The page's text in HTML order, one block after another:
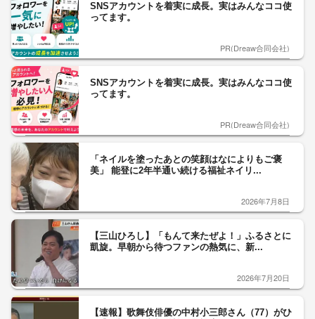
SNSアカウントを着実に成長。実はみんなココ使
ってます。
PR(Dreaw合同会社)
SNSアカウントを着実に成長。実はみんなココ使
ってます。
PR(Dreaw合同会社)
「ネイルを塗ったあとの笑顔はなによりもご褒
美」 能登に2年半通い続ける福祉ネイリ...
2026年7月8日
【三山ひろし】「もんて来たぜよ！」ふるさとに
凱旋。早朝から待つファンの熱気に、新...
2026年7月20日
【速報】歌舞伎俳優の中村小三郎さん（77）がひ